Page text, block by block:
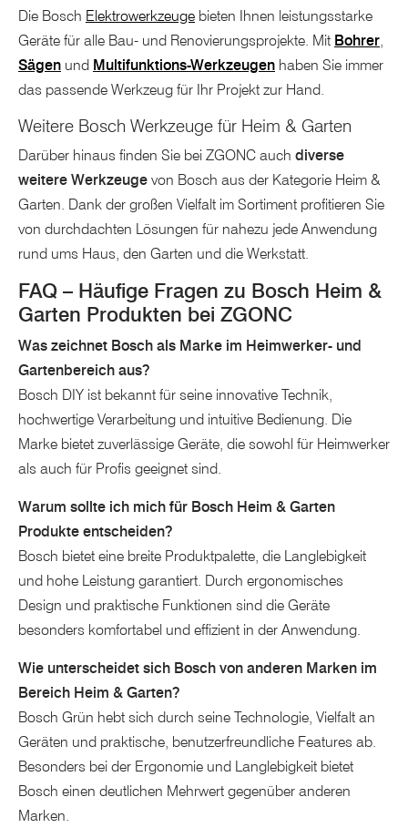
Die Bosch Elektrowerkzeuge bieten Ihnen leistungsstarke
Geräte für alle Bau- und Renovierungsprojekte. Mit Bohrer,
Sägen und Multifunktions-Werkzeugen haben Sie immer
das passende Werkzeug für Ihr Projekt zur Hand.
Weitere Bosch Werkzeuge für Heim & Garten
Darüber hinaus finden Sie bei ZGONC auch diverse
weitere Werkzeuge von Bosch aus der Kategorie Heim &
Garten. Dank der großen Vielfalt im Sortiment profitieren Sie
von durchdachten Lösungen für nahezu jede Anwendung
rund ums Haus, den Garten und die Werkstatt.
FAQ – Häufige Fragen zu Bosch Heim &
Garten Produkten bei ZGONC
Was zeichnet Bosch als Marke im Heimwerker- und
Gartenbereich aus?
Bosch DIY ist bekannt für seine innovative Technik,
hochwertige Verarbeitung und intuitive Bedienung. Die
Marke bietet zuverlässige Geräte, die sowohl für Heimwerker
als auch für Profis geeignet sind.
Warum sollte ich mich für Bosch Heim & Garten
Produkte entscheiden?
Bosch bietet eine breite Produktpalette, die Langlebigkeit
und hohe Leistung garantiert. Durch ergonomisches
Design und praktische Funktionen sind die Geräte
besonders komfortabel und effizient in der Anwendung.
Wie unterscheidet sich Bosch von anderen Marken im
Bereich Heim & Garten?
Bosch Grün hebt sich durch seine Technologie, Vielfalt an
Geräten und praktische, benutzerfreundliche Features ab.
Besonders bei der Ergonomie und Langlebigkeit bietet
Bosch einen deutlichen Mehrwert gegenüber anderen
Marken.